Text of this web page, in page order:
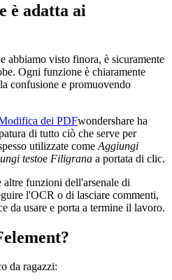
è adatta ai
abbiamo visto finora, è sicuramente
Ogni funzione è chiaramente
confusione e promuovendo
dei PDFwondershare ha
di tutto ciò che serve per
utilizzate come Aggiungi
testoe Filigrana a portata di clic.
altre funzioni dell'arsenale di
l'OCR o di lasciare commenti,
da usare e porta a termine il lavoro.
da ragazzi: